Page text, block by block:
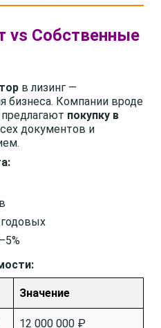
vs Собственные
в лизинг —
бизнеса. Компании вроде
покупку в
документов и
Значение
12 000 000 ₽